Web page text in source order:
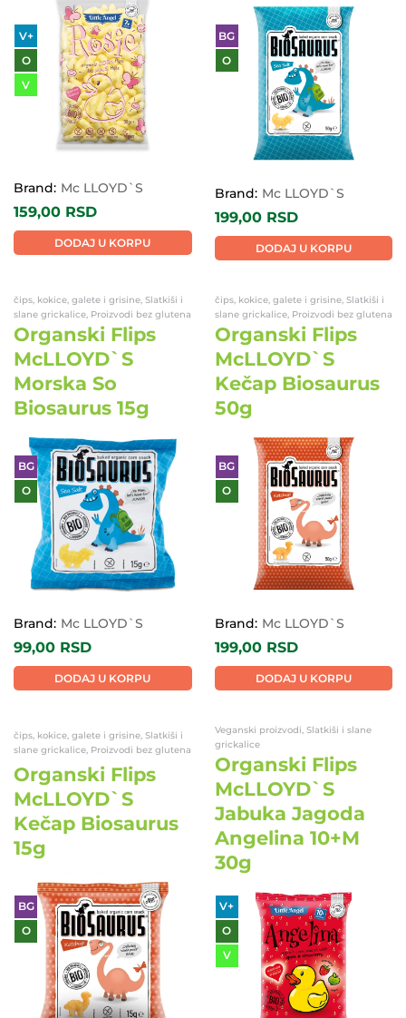
V+
O
V
Brand: Mc LLOYD`S
159,00 RSD
DODAJ U KORPU
BG
O
Brand: Mc LLOYD`S
199,00 RSD
DODAJ U KORPU
čips, kokice, galete i grisine, Slatkiši i
slane grickalice, Proizvodi bez glutena
Organski Flips
McLLOYD`S
Morska So
Biosaurus 15g
BG
O
Brand: Mc LLOYD`S
99,00 RSD
DODAJ U KORPU
čips, kokice, galete i grisine, Slatkiši i
slane grickalice, Proizvodi bez glutena
Organski Flips
McLLOYD`S
Kečap Biosaurus
50g
BG
O
Brand: Mc LLOYD`S
199,00 RSD
DODAJ U KORPU
čips, kokice, galete i grisine, Slatkiši i
slane grickalice, Proizvodi bez glutena
Organski Flips
McLLOYD`S
Kečap Biosaurus
15g
BG
O
Veganski proizvodi, Slatkiši i slane
grickalice
Organski Flips
McLLOYD`S
Jabuka Jagoda
Angelina 10+M
30g
V+
O
V